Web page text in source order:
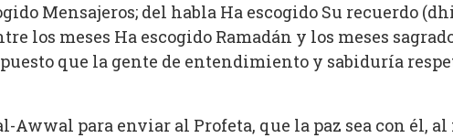
Mensajeros; del habla Ha escogido Su recuerdo
los meses Ha escogido Ramadán y los meses
que la gente de entendimiento y sabiduría
Awwal para enviar al Profeta, que la paz sea con él,